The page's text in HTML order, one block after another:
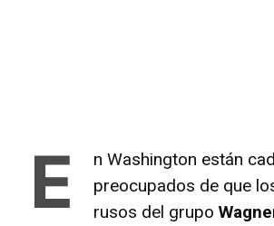
E
n Washington están
preocupados de que
rusos del grupo